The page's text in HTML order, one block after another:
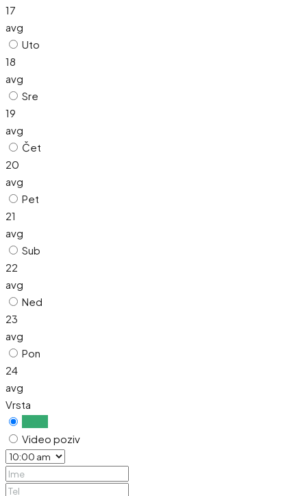
17
avg
Uto
18
avg
Sre
19
avg
Čet
20
avg
Pet
21
avg
Sub
22
avg
Ned
23
avg
Pon
24
avg
Vrsta
Video poziv